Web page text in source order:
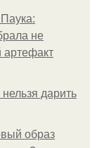
не
артефакт
дарить
образ